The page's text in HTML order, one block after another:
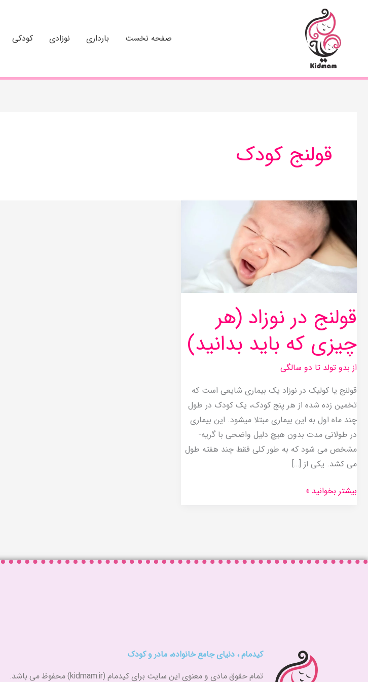
صفحه نخست بارداری نوزادی کودکی
قولنج کودک
قولنج در نوزاد (هر
چیزی که باید بدانید)
از بدو تولد تا دو سالگی
قولنج یا کولیک در نوزاد یک بیماری شایعی است که
تخمین زده شده از هر پنج کودک، یک کودک در طول
چند ماه اول به این بیماری مبتلا می­شود. این بیماری
در طولانی مدت بدون هیچ دلیل واضحی با گریه­
مشخص می­ شود که به طور کلی فقط چند هفته طول
می کشد. یکی از […]
(هر
چیزی
باید
بدانید)
بیشتر بخوانید »
کیدمام ، دنیای جامع خانواده، مادر و کودک
تمام حقوق مادی و معنوی این سایت برای کیدمام (kidmam.ir) محفوظ می باشد.